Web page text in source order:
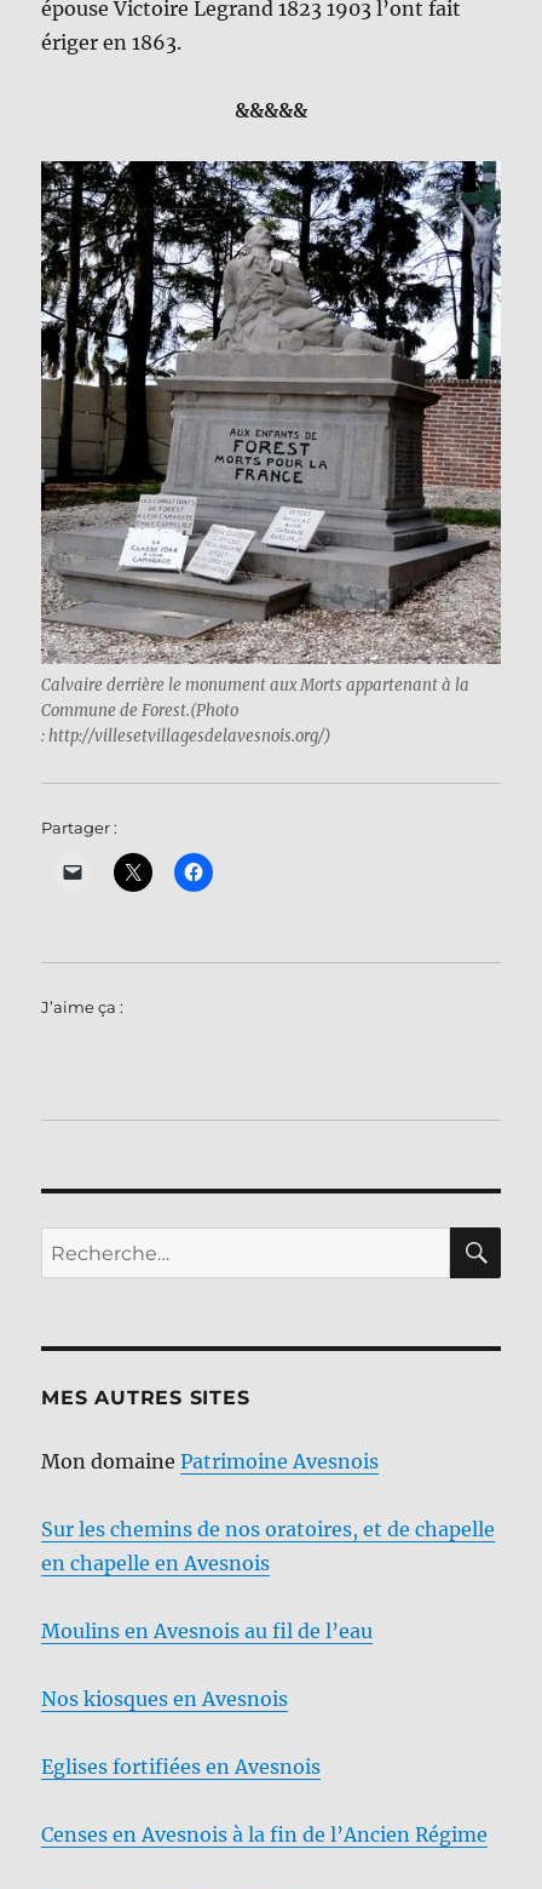
épouse Victoire Legrand 1823 1903 l’ont fait
ériger en 1863.
&&&&&
Calvaire derrière le monument aux Morts appartenant à la
Commune de Forest.(Photo
: http://villesetvillagesdelavesnois.org/)
Partager :
J’aime ça :
Recherche
pour :
MES AUTRES SITES
Mon domainePatrimoine Avesnois
Sur les chemins de nos oratoires, et de chapelle
en chapelle en Avesnois
Moulins en Avesnois au fil de l’eau
Nos kiosques en Avesnois
Eglises fortifiées en Avesnois
Censes en Avesnois à la fin de l’Ancien Régime